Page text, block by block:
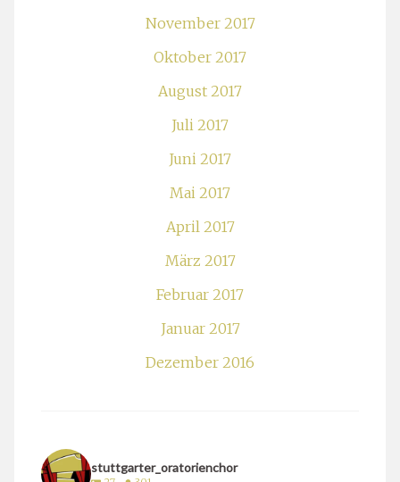
November 2017
Oktober 2017
August 2017
Juli 2017
Juni 2017
Mai 2017
April 2017
März 2017
Februar 2017
Januar 2017
Dezember 2016
stuttgarter_oratorienchor